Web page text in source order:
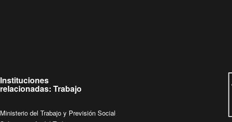
Instituciones
relacionadas: Trabajo
Ministerio del Trabajo y Previsión Social